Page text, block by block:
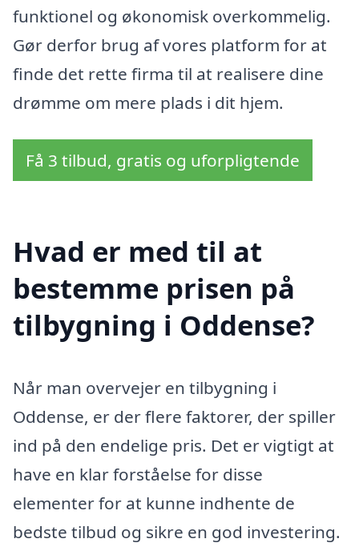
funktionel og økonomisk overkommelig.
Gør derfor brug af vores platform for at
finde det rette firma til at realisere dine
drømme om mere plads i dit hjem.
Få 3 tilbud, gratis og uforpligtende
Hvad er med til at
bestemme prisen på
tilbygning i Oddense?
Når man overvejer en tilbygning i
Oddense, er der flere faktorer, der spiller
ind på den endelige pris. Det er vigtigt at
have en klar forståelse for disse
elementer for at kunne indhente de
bedste tilbud og sikre en god investering.